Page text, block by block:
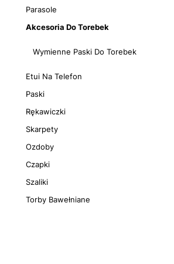
Parasole
Akcesoria Do Torebek
Wymienne Paski Do Torebek
Etui Na Telefon
Paski
Rękawiczki
Skarpety
Ozdoby
Czapki
Szaliki
Torby Bawełniane